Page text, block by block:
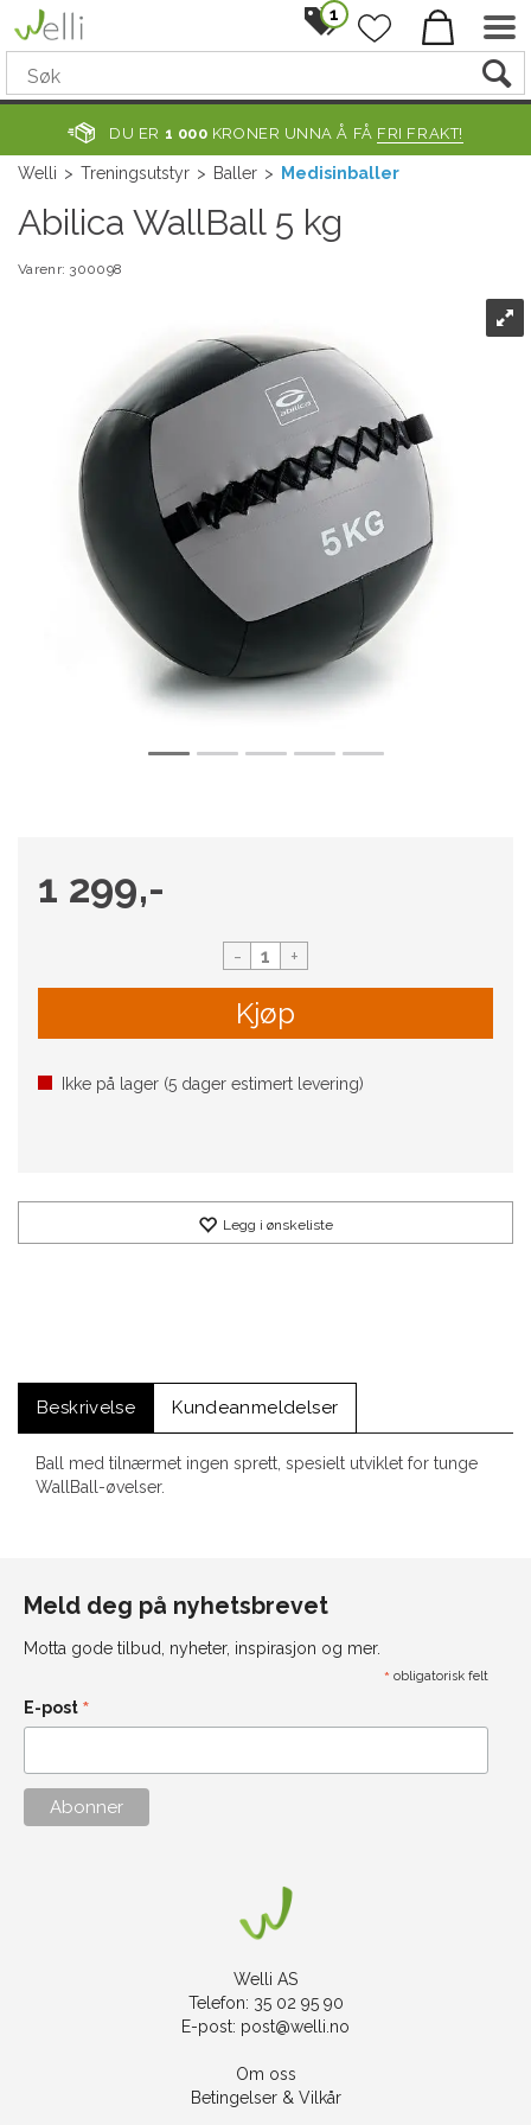
1
DU ER 1 000 KRONER UNNA Å FÅ FRI FRAKT!
Welli>Treningsutstyr> Baller> Medisinballer
Abilica WallBall 5 kg
Varenr: 300098
1 299,-
- +
Kjøp
Ikke på lager (5 dager estimert levering)
Legg i ønskeliste
Beskrivelse Kundeanmeldelser
Ball med tilnærmet ingen sprett, spesielt utviklet for tunge
WallBall-øvelser.
Meld deg på nyhetsbrevet
Motta gode tilbud, nyheter, inspirasjon og mer.
* obligatorisk felt
E-post *
Welli AS
Telefon: 35 02 95 90
E-post: post@welli.no
Om oss
Betingelser & Vilkår